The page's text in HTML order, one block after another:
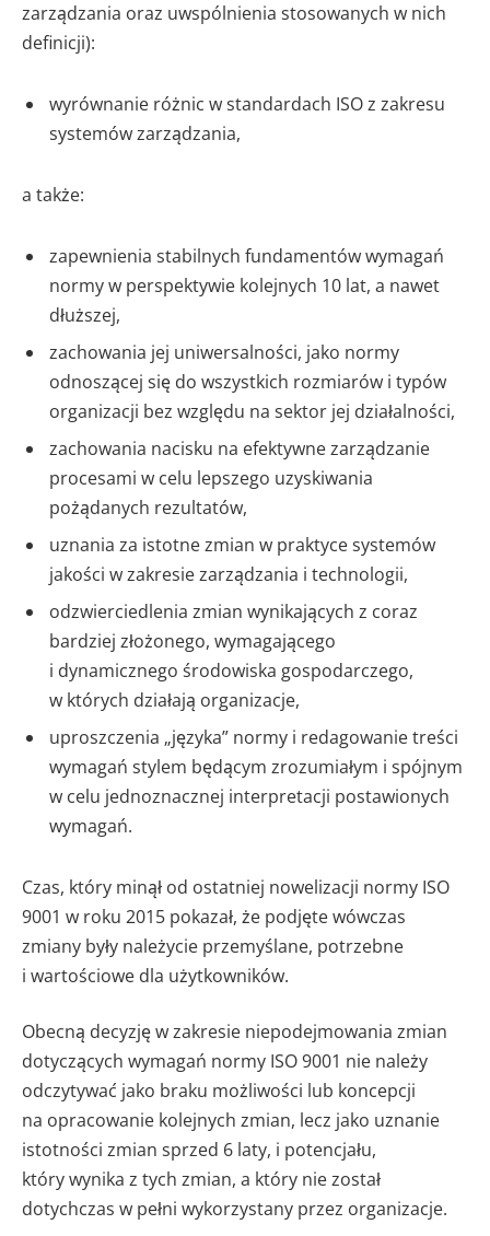
zarządzania oraz uwspólnienia stosowanych w nich
definicji):
wyrównanie różnic w standardach ISO z zakresu
systemów zarządzania,
a także:
zapewnienia stabilnych fundamentów wymagań
normy w perspektywie kolejnych 10 lat, a nawet
dłuższej,
zachowania jej uniwersalności, jako normy
odnoszącej się do wszystkich rozmiarów i typów
organizacji bez względu na sektor jej działalności,
zachowania nacisku na efektywne zarządzanie
procesami w celu lepszego uzyskiwania
pożądanych rezultatów,
uznania za istotne zmian w praktyce systemów
jakości w zakresie zarządzania i technologii,
odzwierciedlenia zmian wynikających z coraz
bardziej złożonego, wymagającego
i dynamicznego środowiska gospodarczego,
w których działają organizacje,
uproszczenia „języka” normy i redagowanie treści
wymagań stylem będącym zrozumiałym i spójnym
w celu jednoznacznej interpretacji postawionych
wymagań.
Czas, który minął od ostatniej nowelizacji normy ISO
9001 w roku 2015 pokazał, że podjęte wówczas
zmiany były należycie przemyślane, potrzebne
i wartościowe dla użytkowników.
Obecną decyzję w zakresie niepodejmowania zmian
dotyczących wymagań normy ISO 9001 nie należy
odczytywać jako braku możliwości lub koncepcji
na opracowanie kolejnych zmian, lecz jako uznanie
istotności zmian sprzed 6 laty, i potencjału,
który wynika z tych zmian, a który nie został
dotychczas w pełni wykorzystany przez organizacje.